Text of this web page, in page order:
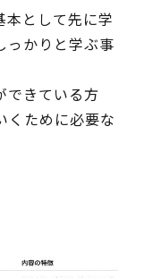
本として先に学
っかりと学ぶ事
できている方
くために必要な